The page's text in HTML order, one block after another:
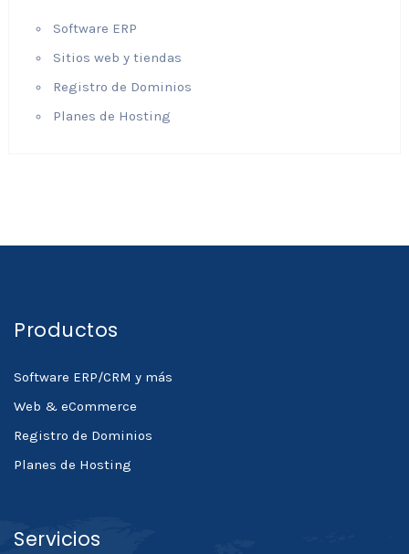
Software ERP
Sitios web y tiendas
Registro de Dominios
Planes de Hosting
Productos
Software ERP/CRM y más
Web & eCommerce
Registro de Dominios
Planes de Hosting
Servicios